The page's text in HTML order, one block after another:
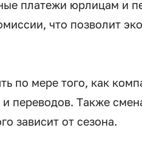
платежи юрлицам и
что позволит
по мере того, как
переводов. Также
зависит от сезона.